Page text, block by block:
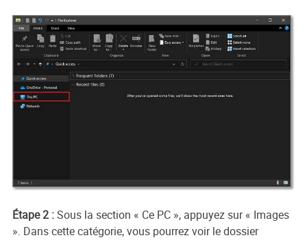
Étape 2 :Sous la section « Ce PC », appuyez sur « Images
». Dans cette catégorie, vous pourrez voir le dossier